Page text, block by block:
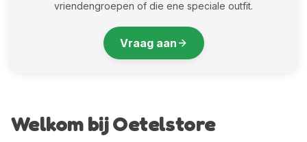
vriendengroepen of die ene speciale outfit.
Vraag aan
Welkom bij Oetelstore